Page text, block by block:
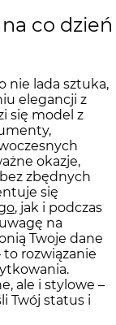
co dzień
nie lada sztuka,
elegancji z
się model z
okazje,
zbędnych
się
, jak i podczas
na
Twoje dane
rozwiązanie
ale i stylowe –
Twój status i